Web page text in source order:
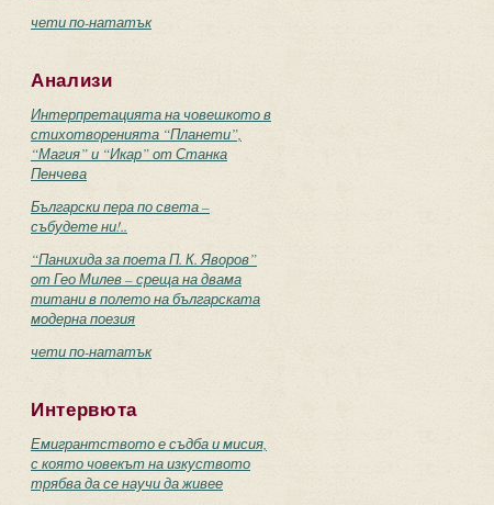
чети по-нататък
Анализи
Интерпретацията на човешкото в
стихотворенията “Планети”,
“Магия” и “Икар” от Станка
Пенчева
Български пера по света –
събудете ни!..
“Панихида за поета П. К. Яворов”
от Гео Милев – среща на двама
титани в полето на българската
модерна поезия
чети по-нататък
Интервюта
Емигрантството е съдба и мисия,
с която човекът на изкуството
трябва да се научи да живее